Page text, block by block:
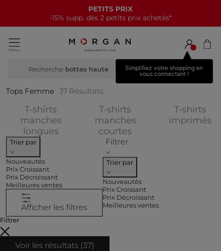
NOUVELLE COLLECTION
15€ offerts tous les 70€*
Simplifiez votre shopping en
vous connectant !
Recherche botte
Tops Femme 37 Résultats
T-shirts
manches
longuesAffiner par CATEGORIES : T-shirts
T-shirts
manches
courtes
T-shirts
imprimés
Trier par
Nouveautés
Prix Croissant
Prix Décroissant
Meilleures ventes
Afficher les filtres
Filtrer
Trier par
Nouveautés
Prix Croissant
Prix Décroissant
Meilleures ventes
Filtrer
Voir les résultats (37)